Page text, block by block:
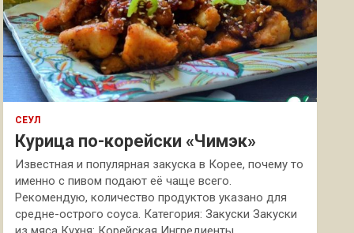
СЕУЛ
Курица по-корейски «Чимэк»
Известная и популярная закуска в Корее, почему то
именно с пивом подают её чаще всего.
Рекомендую, количество продуктов указано для
средне-острого соуса. Категория: Закуски Закуски